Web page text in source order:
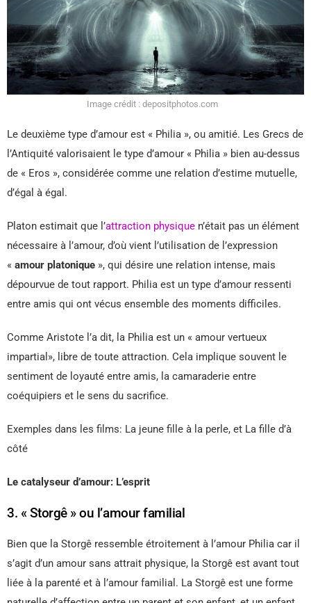
Image crédit : depositphotos.com
Le deuxième type d’amour est « Philia », ou amitié. Les Grecs de
l’Antiquité valorisaient le type d’amour « Philia » bien au-dessus
de « Eros », considérée comme une relation d’estime mutuelle,
d’égal à égal.
Platon estimait que l’attraction physique n’était pas un élément
nécessaire à l’amour, d’où vient l’utilisation de l’expression
« amour platonique », qui désire une relation intense, mais
dépourvue de tout rapport. Philia est un type d’amour ressenti
entre amis qui ont vécus ensemble des moments difficiles.
Comme Aristote l’a dit, la Philia est un « amour vertueux
impartial», libre de toute attraction. Cela implique souvent le
sentiment de loyauté entre amis, la camaraderie entre
coéquipiers et le sens du sacrifice.
Exemples dans les films: La jeune fille à la perle, et La fille d’à
côté
Le catalyseur d’amour: L’esprit
3. « Storgê » ou l’amour familial
Bien que la Storgê ressemble étroitement à l’amour Philia car il
s’agit d’un amour sans attrait physique, la Storgê est avant tout
liée à la parenté et à l’amour familial. La Storgê est une forme